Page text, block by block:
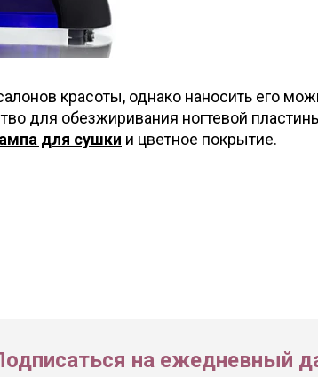
красоты, однако наносить его
для обезжиривания ногтевой
для сушки и цветное покрытие.
на ежедневный